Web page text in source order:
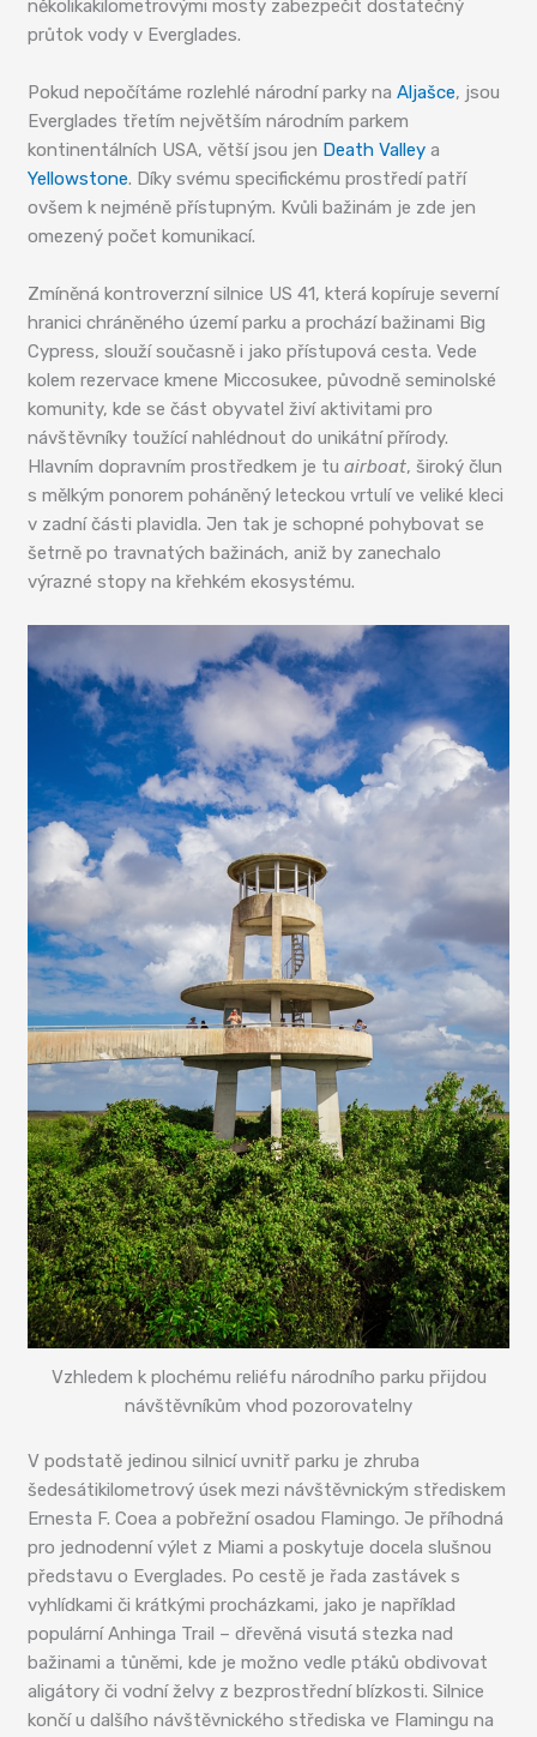
několikakilometrovými mosty zabezpečit dostatečný
průtok vody v Everglades.
Pokud nepočítáme rozlehlé národní parky naAljašce, jsou
Everglades třetím největším národním parkem
kontinentálních USA, větší jsou jen Death Valley a
Yellowstone. Díky svému specifickému prostředí patří
ovšem k nejméně přístupným. Kvůli bažinám je zde jen
omezený počet komunikací.
Zmíněná kontroverzní silnice US 41, která kopíruje severní
hranici chráněného území parku a prochází bažinami Big
Cypress, slouží současně i jako přístupová cesta. Vede
kolem rezervace kmene Miccosukee, původně seminolské
komunity, kde se část obyvatel živí aktivitami pro
návštěvníky toužící nahlédnout do unikátní přírody.
Hlavním dopravním prostředkem je tuairboat, široký člun
s mělkým ponorem poháněný leteckou vrtulí ve veliké kleci
v zadní části plavidla. Jen tak je schopné pohybovat se
šetrně po travnatých bažinách, aniž by zanechalo
výrazné stopy na křehkém ekosystému.
Vzhledem k plochému reliéfu národního parku přijdou
návštěvníkům vhod pozorovatelny
V podstatě jedinou silnicí uvnitř parku je zhruba
šedesátikilometrový úsek mezi návštěvnickým střediskem
Ernesta F. Coea a pobřežní osadou Flamingo. Je příhodná
pro jednodenní výlet z Miami a poskytuje docela slušnou
představu o Everglades. Po cestě je řada zastávek s
vyhlídkami či krátkými procházkami, jako je například
populární Anhinga Trail – dřevěná visutá stezka nad
bažinami a tůněmi, kde je možno vedle ptáků obdivovat
aligátory či vodní želvy z bezprostřední blízkosti. Silnice
končí u dalšího návštěvnického střediska ve Flamingu na